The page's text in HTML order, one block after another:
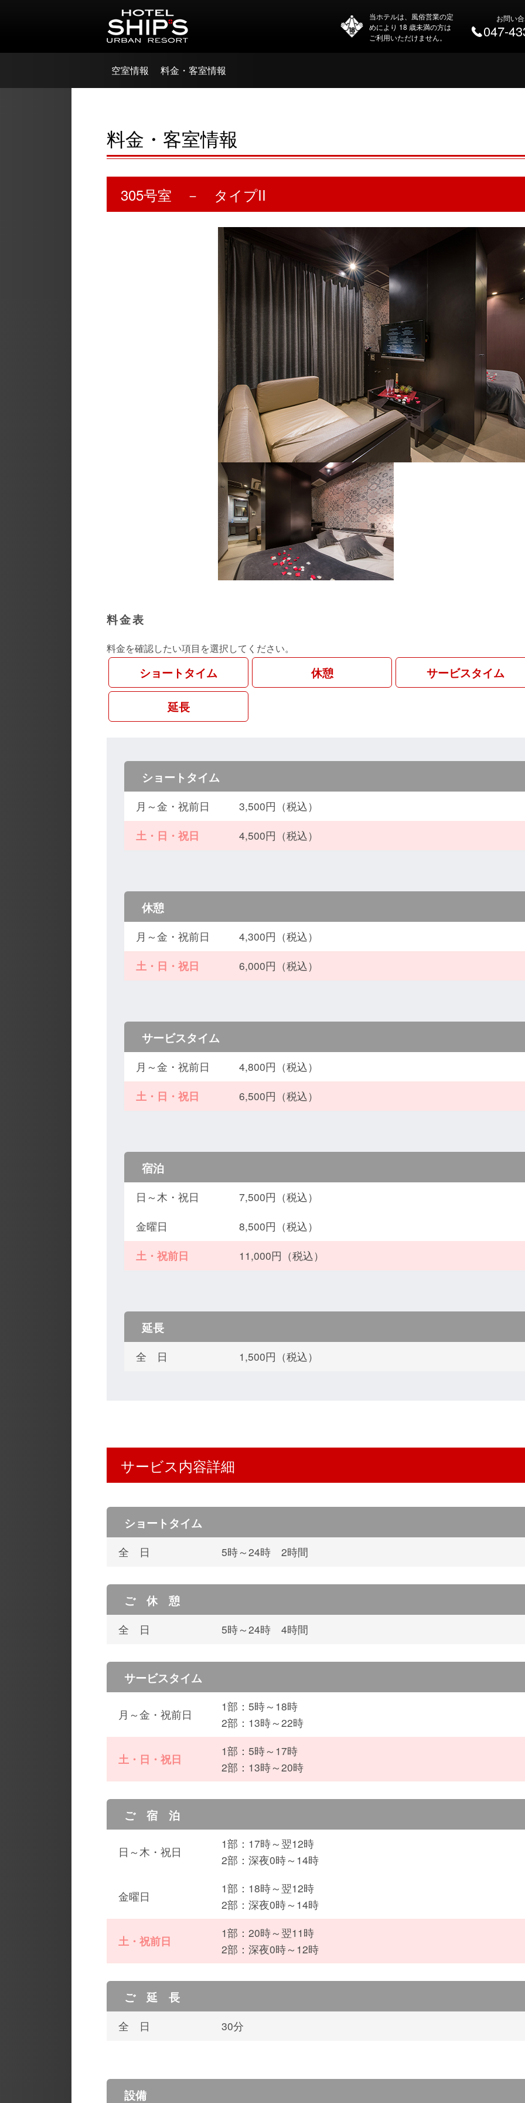
当ホテルは、風俗営業の定
めにより 18 歳未満の方は
ご利用いただけません。
お問い
047-
空室情報 料金・客室情報
料金・客室情報
305号室 － タイプII
料金表
料金を確認したい項目を選択してください。
ショートタイム 休憩 サービスタイム
延長
ショートタイム
月～金・祝前日
3,500円（税込）
土・日・祝日
4,500円（税込）
休憩
月～金・祝前日
4,300円（税込）
土・日・祝日
6,000円（税込）
サービスタイム
月～金・祝前日
4,800円（税込）
土・日・祝日
6,500円（税込）
宿泊
日～木・祝日
7,500円（税込）
金曜日
8,500円（税込）
土・祝前日
11,000円（税込）
延長
全 日 1,500円（税込）
サービス内容詳細
ショートタイム
全 日 5時～24時 2時間
ご 休 憩
全 日 5時～24時 4時間
サービスタイム
月～金・祝前日
1部：5時～18時
2部：13時～22時
土・日・祝日
1部：5時～17時
2部：13時～20時
ご 宿 泊
日～木・祝日
1部：17時～翌12時
2部：深夜0時～14時
金曜日
1部：18時～翌12時
2部：深夜0時～14時
土・祝前日
1部：20時～翌11時
2部：深夜0時～12時
ご 延 長
全 日 30分
設備